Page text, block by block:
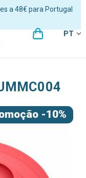
Continental
PT
-10%